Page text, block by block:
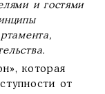
и гостями
которая
от